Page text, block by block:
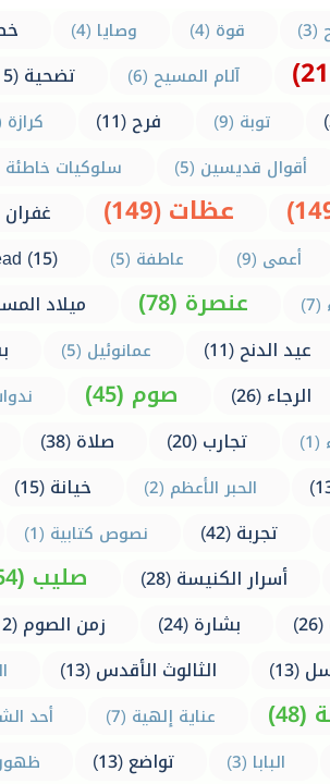
قوة (4) وصايا (4)
آلام المسيح (6) تضحية (15)
توبة (9) فرح (11)
كرازة
أقوال قديسين (5)
سلوكيات خاطئة
عظات (149)
غفران
أعمى (9) عاطفة (5) (15)
عنصرة (78)
ميلاد
عيد الدنح (11) عمانوئيل (5)
الرجاء (26) صوم (45)
تجارب (20) صلاة (38)
الحبر الأعظم (2) خيانة (15)
تجربة (42) نصوص كتابية (1)
أسرار الكنيسة (28) صليب (54)
بشارة (24)
زمن الصوم (12)
(13) الثالوث الأقدس (13)
عناية إلهية (7)
أحد
البابا (3) تواضع (13)